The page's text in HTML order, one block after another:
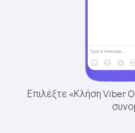
Επιλέξτε «Κλήση Viber